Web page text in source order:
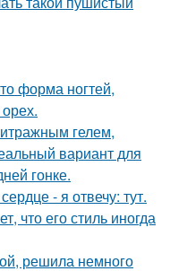
форма ногтей,
гелем,
вариант для
гонке.
- я отвечу: тут.
что его стиль иногда
решила немного